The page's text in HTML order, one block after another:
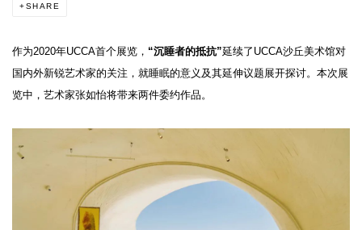
SHARE
作为2020年UCCA首个展览， “沉睡者的抵抗”延续了UCCA沙丘美术馆对
国内外新锐艺术家的关注，就睡眠的意义及其延伸议题展开探讨。本次展
览中，艺术家张如怡将带来两件委约作品。